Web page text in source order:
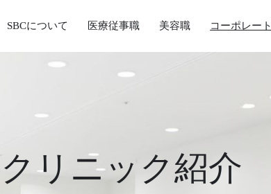
SBCについて 医療従事職 美容職 コーポレート
クリニック紹介